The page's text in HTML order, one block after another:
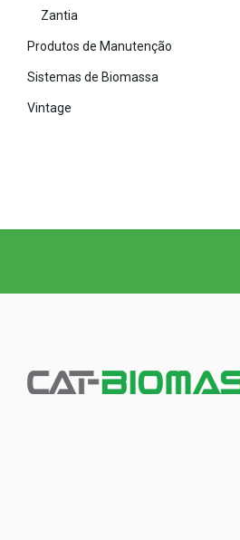
Zantia
Produtos de Manutenção
Sistemas de Biomassa
Vintage